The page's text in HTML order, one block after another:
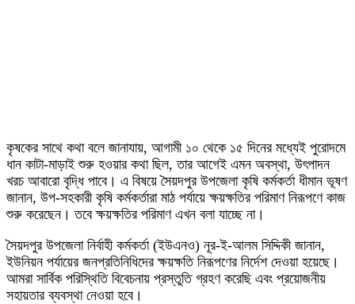
কৃষকের সাথে কথা বলে জানাযায়, আগামী ১০ থেকে ১৫ দিনের মধ্যেই পুরোদমে
ধান কাটা-মাড়াই শুরু হওয়ার কথা ছিল, তার আগেই এমন অবস্থা, উৎপাদন
খরচ আবারো বৃদ্ধি পাবে। এ বিষয়ে সৈয়দপুর উপজেলা কৃষি কর্মকর্তা ধীমান ভূষণ
জানান, উপ-সহকারী কৃষি কর্মকর্তারা মাঠ পর্যায়ে ক্ষয়ক্ষতির পরিমাণ নিরূপণে কাজ
শুরু করেছেন। তবে ক্ষয়ক্ষতির পরিমাণ এখন বলা যাচ্ছে না।
সৈয়দপুর উপজেলা নির্বাহী কর্মকর্তা (ইউএনও) নূর-ই-আলম সিদ্দিকী জানান,
ইউনিয়ন পর্যায়ের জনপ্রতিনিধিদের ক্ষয়ক্ষতি নিরূপণের নির্দেশ দেওয়া হয়েছে।
আমরা সার্বিক পরিস্থিতি বিবেচনায় প্রস্তুতি গ্রহণ করেছি এবং প্রয়োজনীয়
সহায়তার ব্যবস্থা নেওয়া হবে।